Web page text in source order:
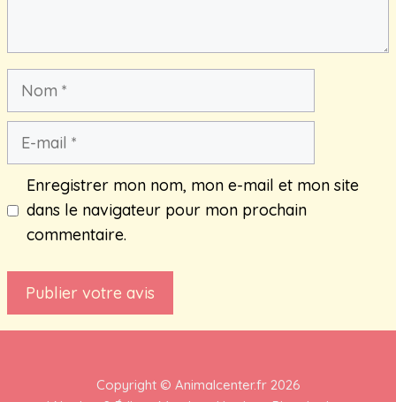
Nom
Enregistrer mon nom, mon e-mail et mon site
dans le navigateur pour mon prochain
commentaire.
Copyright © Animalcenter.fr 2026